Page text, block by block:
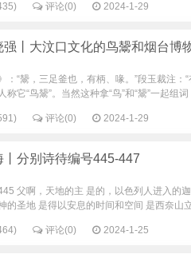
评论(0) 2024-1-29
大汶口文化的鸟鬶和烟台博物馆的青铜太阳树灯台（
：“鬶，三足釜也，有柄、喙。”段玉裁注
称它“鸟鬶”。当然这种拿“鸟”和“鬶”一起组
评论(0) 2024-1-29
丨分别诗待编号445-447
父啊，天地的主 是的，以色列人进入的
的圣地 是得以安息的时间和空间 是西奈山
评论(0) 2024-1-25